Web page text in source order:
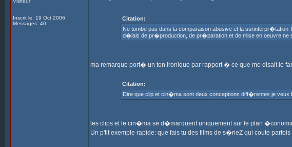
Inscrit le: 19 Oct 2006
Messages: 40
Citation:
Ne tombe pas dans la comparaison abusive et la
d�lais de pr�production, de pr�paration et de mise en oeuvre ne
ma remarque port� un ton ironique par rapport � ce que me disait le
Citation:
Dire que clip et cin�ma sont deux conceptions diff�rentes je veux
les clips et le cin�ma se d�marquent uniquement sur le plan
Un p'tit exemple rapide: que fais tu des films de s�rieZ qui coute